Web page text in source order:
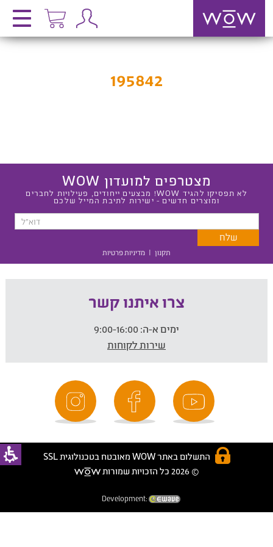
195842
מצטרפים למועדון WOW
לא תפסיקו להגיד WOW! מבצעים ייחודים, פעילויות לחברים
ומוצרים חדשים - ישירות לתיבת המייל שלכם
תקנון | מדיניות פרטיות
צרו איתנו קשר
ימים א-ה:
שירות לקוחות
התשלום באתר WOW מאובטח בטכנולוגית SSL
© 2026 כל הזכויות שמורות
Development: